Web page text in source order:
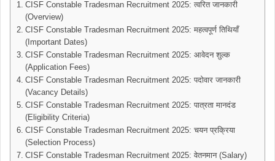
CISF Constable Tradesman Recruitment 2025: त्वरित जानकारी
(Overview)
CISF Constable Tradesman Recruitment 2025: महत्वपूर्ण तिथियाँ
(Important Dates)
CISF Constable Tradesman Recruitment 2025: आवेदन शुल्क
(Application Fees)
CISF Constable Tradesman Recruitment 2025: पदोवार जानकारी
(Vacancy Details)
CISF Constable Tradesman Recruitment 2025: पात्रता मानदंड
(Eligibility Criteria)
CISF Constable Tradesman Recruitment 2025: चयन प्रक्रिया
(Selection Process)
CISF Constable Tradesman Recruitment 2025: वेतनमान (Salary)